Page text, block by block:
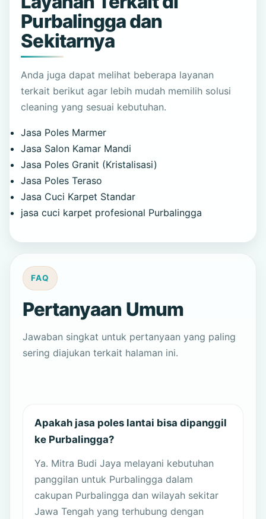
Purbalingga dan
Sekitarnya
Anda juga dapat melihat beberapa layanan
terkait berikut agar lebih mudah memilih solusi
cleaning yang sesuai kebutuhan.
Jasa Poles Marmer
Jasa Salon Kamar Mandi
Jasa Poles Granit (Kristalisasi)
Jasa Poles Teraso
Jasa Cuci Karpet Standar
jasa cuci karpet profesional Purbalingga
FAQ
Pertanyaan Umum
Jawaban singkat untuk pertanyaan yang paling
sering diajukan terkait halaman ini.
Apakah jasa poles lantai bisa dipanggil
ke Purbalingga?
Ya. Mitra Budi Jaya melayani kebutuhan
panggilan untuk Purbalingga dalam
cakupan Purbalingga dan wilayah sekitar
Jawa Tengah yang terhubung dengan